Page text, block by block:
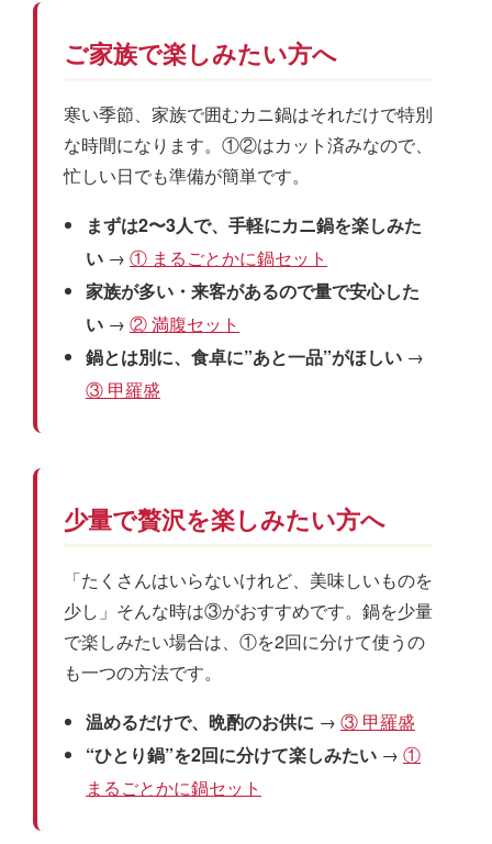
ご家族で楽しみたい方へ
寒い季節、家族で囲むカニ鍋はそれだけで特別
な時間になります。①②はカット済みなので、
忙しい日でも準備が簡単です。
まずは2〜3人で、手軽にカニ鍋を楽しみた
い → ① まるごとかに鍋セット
家族が多い・来客があるので量で安心した
い → ② 満腹セット
鍋とは別に、食卓に”あと一品”がほしい →
③ 甲羅盛
少量で贅沢を楽しみたい方へ
「たくさんはいらないけれど、美味しいものを
少し」そんな時は③がおすすめです。鍋を少量
で楽しみたい場合は、①を2回に分けて使うの
も一つの方法です。
温めるだけで、晩酌のお供に → ③ 甲羅盛
“ひとり鍋”を2回に分けて楽しみたい → ①
まるごとかに鍋セット